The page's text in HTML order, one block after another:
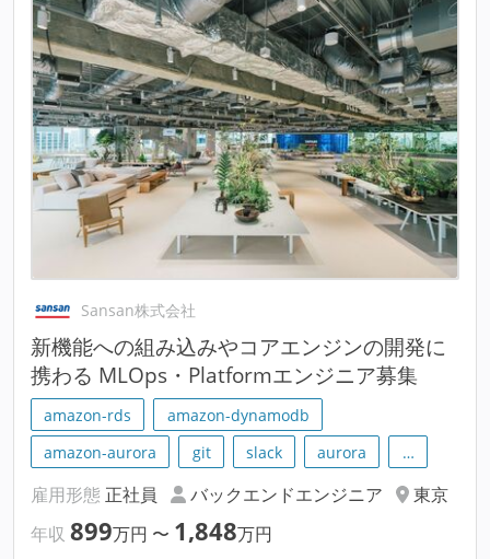
Sansan株式会社
新機能への組み込みやコアエンジンの開発に
携わる MLOps・Platformエンジニア募集
amazon-rds
amazon-dynamodb
amazon-aurora
git slack aurora …
雇用形態 正社員 バックエンドエンジニア
東京
年収 899万円 〜 1,848万円